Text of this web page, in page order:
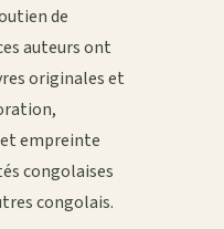
de
auteurs ont
originales et
empreinte
congolaises
congolais.